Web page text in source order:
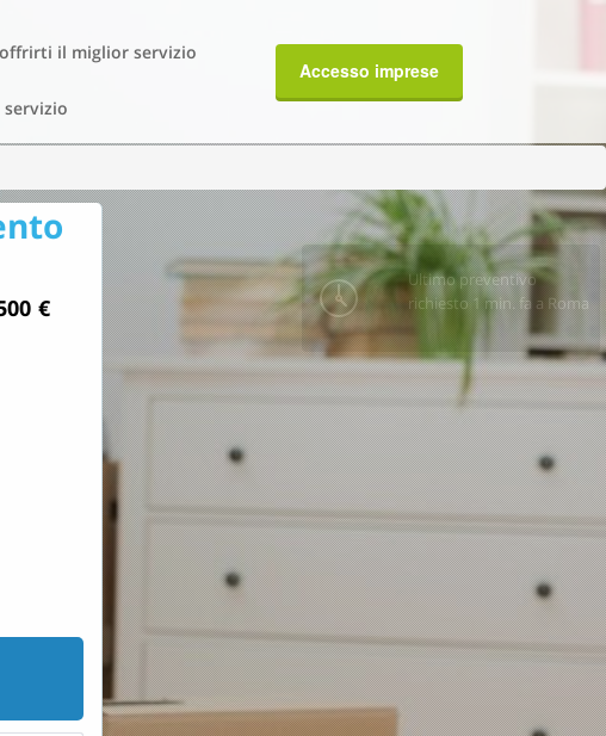
Ultimo preventivo
richiesto 1 min. fa a Roma
€
il miglior servizio
Accesso imprese